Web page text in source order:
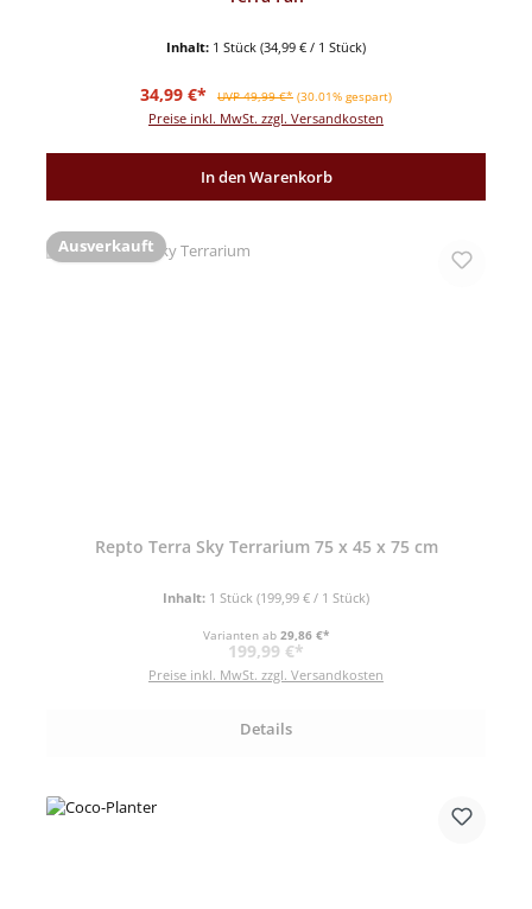
Inhalt: 1 Stück (34,99 € / 1 Stück)
Verkaufspreis:
34,99 €* Regulärer Preis:
UVP 49,99 €* (30.01% gespart)
Preise inkl. MwSt. zzgl. Versandkosten
In den Warenkorb
Ausverkauft
Repto Terra Sky Terrarium 75 x 45 x 75 cm
Inhalt: 1 Stück (199,99 € / 1 Stück)
Varianten ab 29,86 €*
Regulärer Preis:
199,99 €*
Preise inkl. MwSt. zzgl. Versandkosten
Details